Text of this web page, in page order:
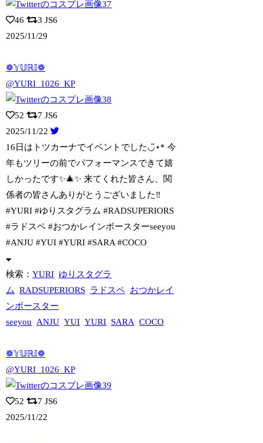
46 3 JS6
2025/11/29
❁𝕐𝕌ℝ𝕀❁
@YURI_1026_KP
52 7 JS6
2025/11/22
16日はトツカーナでイベントでした◡̈⋆* 今
年もツリーの前でパフォーマンスできて嬉
しかったです✨🎄✨ 来てくれた皆さん、関
係者の皆さんありがとうございました‼︎
#YURI #ゆりスタグラム #RADSUPERIORS
#ラドスペ #おつかレインボースターseeyou
#ANJU #YUI #YURI #SARA #COCO
検索：YURI ゆりスタグラ
ム
RADSUPERIORS ラドスペ おつかレイ
ンボースター
seeyou
ANJU YUI YURI SARA COCO
❁𝕐𝕌ℝ𝕀❁
@YURI_1026_KP
52 7 JS6
2025/11/22